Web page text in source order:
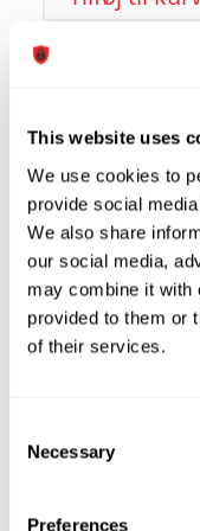
This website uses
We use cookies to
provide social
We also share
our social media,
may combine it with
provided to them or
of their services.
Selection
Necessary
Preferences
Tilføj til Wishlist
BEN Underlag til
Rullegitter
75,00kr. inkl. moms
60,00kr. Ekskl.
Tilføj til kurv